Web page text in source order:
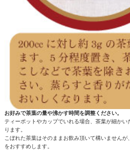
お好みで茶葉の量や沸かす時間を調整ください。
ティーポットやカップでいれる場合、茶葉が細か
ります。
こぼれた茶葉はそのままお飲み頂いて構いません
をおすすめします。